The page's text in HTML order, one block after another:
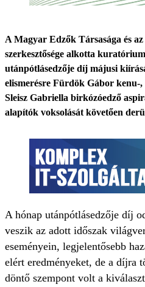
A Magyar Edzők Társasága és
szerkesztősége alkotta
utánpótlásedzője díj májusi
elismerésre Fürdök Gábor kenu-
Sleisz Gabriella birkózóedző
alapítók voksolását követően
A hónap utánpótlásedzője díj
veszik az adott időszak
eseményein, legjelentősebb
elért eredményeket, de a díjra
döntő szempont volt a